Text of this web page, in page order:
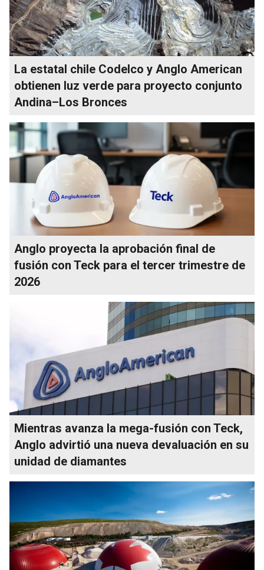
La estatal chile Codelco y Anglo American
obtienen luz verde para proyecto conjunto
Andina–Los Bronces
Anglo proyecta la aprobación final de
fusión con Teck para el tercer trimestre de
2026
Mientras avanza la mega-fusión con Teck,
Anglo advirtió una nueva devaluación en su
unidad de diamantes